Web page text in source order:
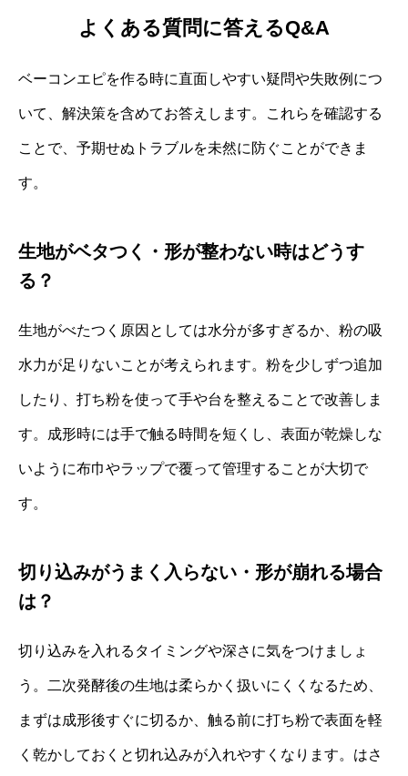
よくある質問に答えるQ&A
ベーコンエピを作る時に直面しやすい疑問や失敗例につ
いて、解決策を含めてお答えします。これらを確認する
ことで、予期せぬトラブルを未然に防ぐことができま
す。
生地がベタつく・形が整わない時はどうす
る？
生地がべたつく原因としては水分が多すぎるか、粉の吸
水力が足りないことが考えられます。粉を少しずつ追加
したり、打ち粉を使って手や台を整えることで改善しま
す。成形時には手で触る時間を短くし、表面が乾燥しな
いように布巾やラップで覆って管理することが大切で
す。
切り込みがうまく入らない・形が崩れる場合
は？
切り込みを入れるタイミングや深さに気をつけましょ
う。二次発酵後の生地は柔らかく扱いにくくなるため、
まずは成形後すぐに切るか、触る前に打ち粉で表面を軽
く乾かしておくと切れ込みが入れやすくなります。はさ